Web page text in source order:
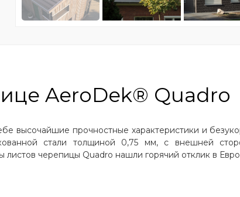
AeroDek® Quadro
высочайшие прочностные характеристики и
стали толщиной 0,75 мм, с внешней
черепицы Quadro нашли горячий отклик в